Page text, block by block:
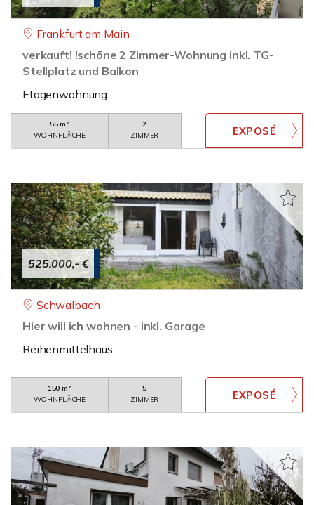
Frankfurt am Main
verkauft! !schöne 2 Zimmer-Wohnung inkl. TG-
Stellplatz und Balkon
Etagenwohnung
55 m²
WOHNFLÄCHE
2
ZIMMER
525.000,- €
Schwalbach
Hier will ich wohnen - inkl. Garage
Reihenmittelhaus
150 m²
WOHNFLÄCHE
5
ZIMMER